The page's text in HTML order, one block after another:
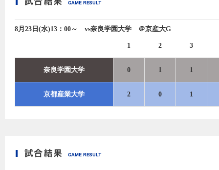
8月23日(水)13：00～ vs奈良学園大学 ＠京産大G
1 2 3
奈良学園大学 0 1 1
京都産業大学 2 0 1